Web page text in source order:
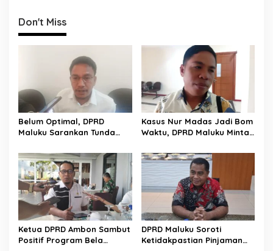
g
a
p
o
s
Don't Miss
Belum Optimal, DPRD
Maluku Sarankan Tunda
Kasus Nur Madas Jadi Bom
Waktu, DPRD Maluku Minta
Pengangkatan
Pengangkatan Pejabat
Ketua DPRD Ambon Sambut
Positif Program Bela
DPRD Maluku Soroti
Ketidakpastian Pinjaman